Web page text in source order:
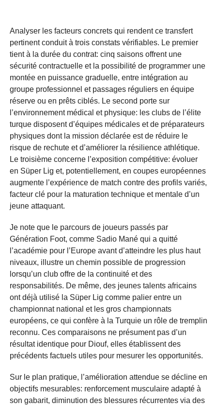
Analyser les facteurs concrets qui rendent ce transfert
pertinent conduit à trois constats vérifiables. Le premier
tient à la durée du contrat: cinq saisons offrent une
sécurité contractuelle et la possibilité de programmer une
montée en puissance graduelle, entre intégration au
groupe professionnel et passages réguliers en équipe
réserve ou en prêts ciblés. Le second porte sur
l’environnement médical et physique: les clubs de l’élite
turque disposent d’équipes médicales et de préparateurs
physiques dont la mission déclarée est de réduire le
risque de rechute et d’améliorer la résilience athlétique.
Le troisième concerne l’exposition compétitive: évoluer
en Süper Lig et, potentiellement, en coupes européennes
augmente l’expérience de match contre des profils variés,
facteur clé pour la maturation technique et mentale d’un
jeune attaquant.
Je note que le parcours de joueurs passés par
Génération Foot, comme Sadio Mané qui a quitté
l’académie pour l’Europe avant d’atteindre les plus haut
niveaux, illustre un chemin possible de progression
lorsqu’un club offre de la continuité et des
responsabilités. De même, des jeunes talents africains
ont déjà utilisé la Süper Lig comme palier entre un
championnat national et les gros championnats
européens, ce qui confère à la Turquie un rôle de tremplin
reconnu. Ces comparaisons ne présument pas d’un
résultat identique pour Diouf, elles établissent des
précédents factuels utiles pour mesurer les opportunités.
Sur le plan pratique, l’amélioration attendue se décline en
objectifs mesurables: renforcement musculaire adapté à
son gabarit, diminution des blessures récurrentes via des